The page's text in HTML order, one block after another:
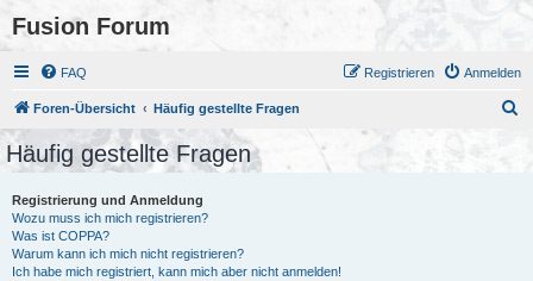
Fusion Forum
FAQ Anmelden
Registrieren
Foren-Übersicht Häufig gestellte Fragen
Häufig gestellte Fragen
Registrierung und Anmeldung
Wozu muss ich mich registrieren?
Was ist COPPA?
Warum kann ich mich nicht registrieren?
Ich habe mich registriert, kann mich aber nicht anmelden!